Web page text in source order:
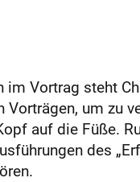
im Vortrag steht
Vorträgen, um zu
auf die Füße.
des